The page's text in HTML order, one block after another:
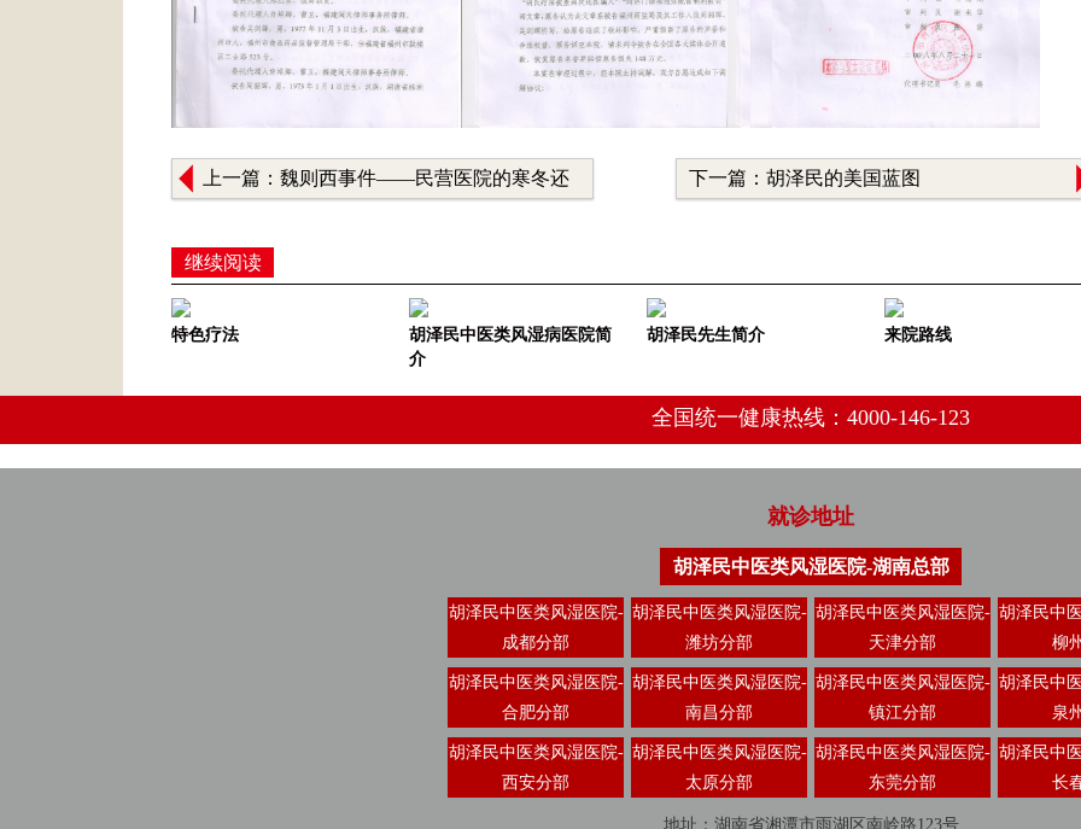
上一篇：魏则西事件——民营医院的寒冬还
下一篇：胡泽民的美国蓝图
继续阅读
特色疗法
胡泽民中医类风湿病医院简
介
胡泽民先生简介 来院路线
全国统一健康热线：4000-146-123
就诊地址
胡泽民中医类风湿医院-湖南总部
胡泽民中医类风湿医院-
成都分部
胡泽民中医类风湿医院-
潍坊分部
胡泽民中医类风湿医院-
天津分部
胡泽民中
柳
胡泽民中医类风湿医院-
合肥分部
胡泽民中医类风湿医院-
南昌分部
胡泽民中医类风湿医院-
镇江分部
胡泽民中
泉
胡泽民中医类风湿医院-
西安分部
胡泽民中医类风湿医院-
太原分部
胡泽民中医类风湿医院-
东莞分部
胡泽民中
长
地址：湖南省湘潭市雨湖区南岭路123号